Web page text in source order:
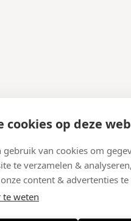
cookies op deze
gebruik van cookies om
te verzamelen &
content & advertenties
te weten